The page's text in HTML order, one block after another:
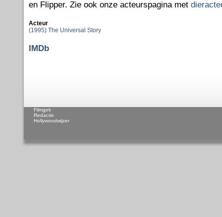
en Flipper. Zie ook onze acteurspagina met
Acteur
(1995) The Universal Story
IMDb
Filmgek
Redactie
Hollywoodwijzer